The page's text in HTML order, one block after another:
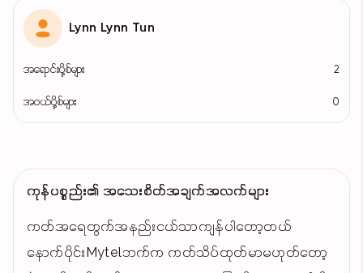
Lynn Lynn Tun
အရောင်းပို့စ်များ 2
အဝယ်ပို့စ်များ 0
ကုန်ပစ္စည်း၏ အသေးစိတ်အချက်အလက်များ
ကတ်အရေတွက်အနည်းငယ်သာကျန်ပါတော့တယ်
နောက်ပိုင်းMytelဘက်က ကတ်သိပ်ထုတ်မာမဟုတ်တော့